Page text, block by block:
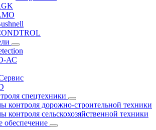
АС
спецтехники
контроля дорожно-строительной техники
контроля сельскохозяйственной техники
обеспечение